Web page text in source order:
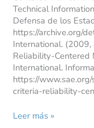
Technical
Defensa de los
https://archive.org/
International.
Reliability-Centered
International.
https://
criteria-reliability-
Leer más »